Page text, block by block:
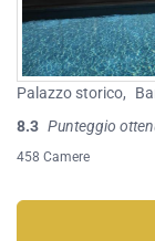
Palazzo storico,
8.3 Punteggio
458 Camere